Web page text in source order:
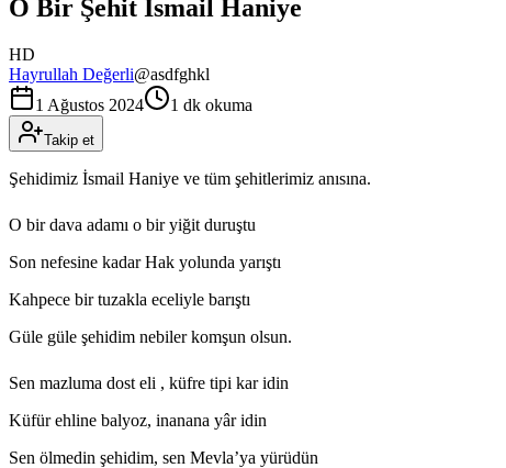
O Bir Şehit İsmail Haniye
HD
Hayrullah Değerli@asdfghkl
1 Ağustos 2024
1 dk okuma
Takip et
Şehidimiz İsmail Haniye ve tüm şehitlerimiz anısına.
O bir dava adamı o bir yiğit duruştu
Son nefesine kadar Hak yolunda yarıştı
Kahpece bir tuzakla eceliyle barıştı
Güle güle şehidim nebiler komşun olsun.
Sen mazluma dost eli , küfre tipi kar idin
Küfür ehline balyoz, inanana yâr idin
Sen ölmedin şehidim, sen Mevla’ya yürüdün